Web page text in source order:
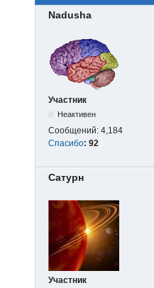
Nadusha
Участник
Неактивен
Сообщений: 4,184
Спасибо: 92
Сатурн
Участник